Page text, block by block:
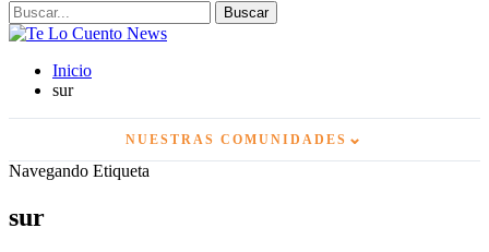
Inicio
sur
NUESTRAS COMUNIDADES ⌄
Navegando Etiqueta
sur